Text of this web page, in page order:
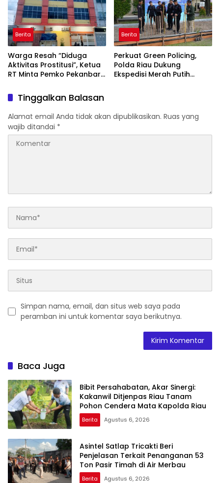
Berita
Warga Resah “Diduga
Aktivitas Prostitusi”, Ketua
RT Minta Pemko Pekanbaru
Aktivitas Z Homestay di
Jalan Tanjung Datuk
Berita
Perkuat Green Policing,
Polda Riau Dukung
Ekspedisi Merah Putih
Tinggalkan Balasan
Alamat email Anda tidak akan dipublikasikan. Ruas yang
wajib ditandai *
Simpan nama, email, dan situs web saya pada
peramban ini untuk komentar saya berikutnya.
Baca Juga
Bibit Persahabatan, Akar Sinergi:
Kakanwil Ditjenpas Riau Tanam
Pohon Cendera Mata Kapolda Riau
Berita Agustus 6, 2026
Asintel Satlap Tricakti Beri
Penjelasan Terkait Penanganan 53
Ton Pasir Timah di Air Merbau
Berita Agustus 6, 2026